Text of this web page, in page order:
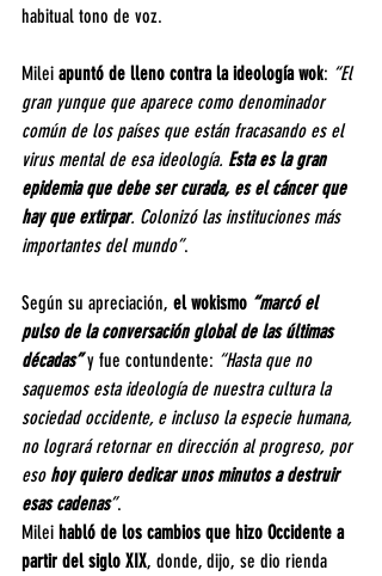
habitual tono de voz.
Milei apuntó de lleno contra la ideología wok: “El
gran yunque que aparece como denominador
común de los países que están fracasando es el
virus mental de esa ideología. Esta es la gran
epidemia que debe ser curada, es el cáncer que
hay que extirpar. Colonizó las instituciones más
importantes del mundo”.
Según su apreciación, el wokismo “marcó el
pulso de la conversación global de las últimas
décadas” y fue contundente: “Hasta que no
saquemos esta ideología de nuestra cultura la
sociedad occidente, e incluso la especie humana,
no logrará retornar en dirección al progreso, por
eso hoy quiero dedicar unos minutos a destruir
esas cadenas”.
Milei habló de los cambios que hizo Occidente a
partir del siglo XIX, donde, dijo, se dio rienda